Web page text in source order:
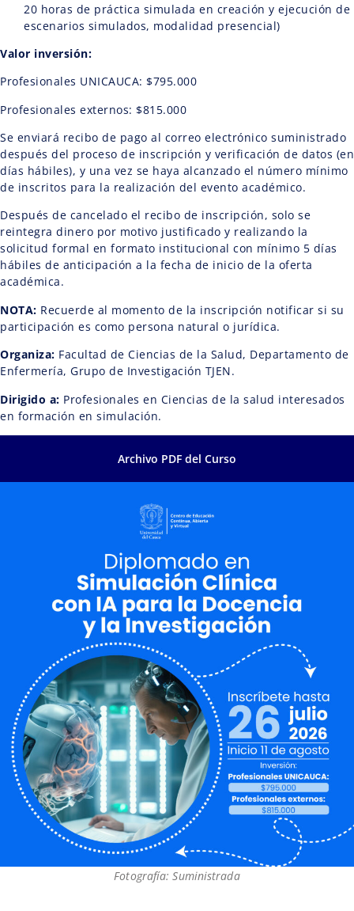
20 horas de práctica simulada en creación y ejecución de
escenarios simulados, modalidad presencial)
Valor inversión:
Profesionales UNICAUCA: $795.000
Profesionales externos: $815.000
Se enviará recibo de pago al correo electrónico suministrado
después del proceso de inscripción y verificación de datos (en
días hábiles), y una vez se haya alcanzado el número mínimo
de inscritos para la realización del evento académico.
Después de cancelado el recibo de inscripción, solo se
reintegra dinero por motivo justificado y realizando la
solicitud formal en formato institucional con mínimo 5 días
hábiles de anticipación a la fecha de inicio de la oferta
académica.
NOTA: Recuerde al momento de la inscripción notificar si su
participación es como persona natural o jurídica.
Organiza: Facultad de Ciencias de la Salud, Departamento de
Enfermería, Grupo de Investigación TJEN.
Dirigido a: Profesionales en Ciencias de la salud interesados
en formación en simulación.
Archivo PDF del Curso
Fotografía: Suministrada